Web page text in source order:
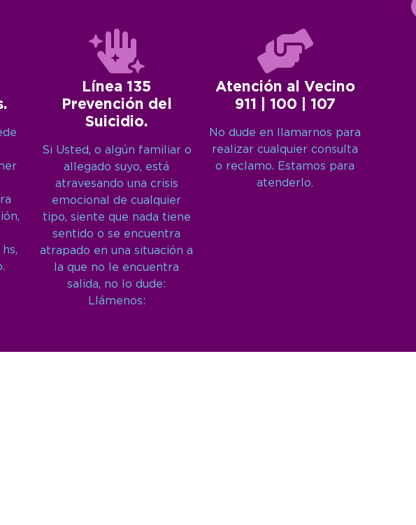
Línea 135
Prevención del
Suicidio.
Si Usted, o algún familiar o
allegado suyo, está
atravesando una crisis
emocional de cualquier
tipo, siente que nada tiene
sentido o se encuentra
atrapado en una situación a
la que no le encuentra
salida, no lo dude:
Llámenos:
Atención al Vecino
911 | 100 | 107
No dude en llamarnos para
realizar cualquier consulta
o reclamo. Estamos para
atenderlo.